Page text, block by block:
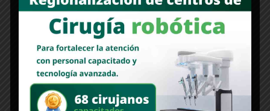
México refuerza seguridad en la frontera norte con
10,000 efectivos de la Guardia Nacional y Ejército